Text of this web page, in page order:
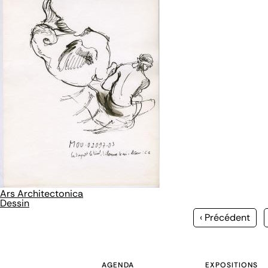
Ars Architectonica
Dessin
Page
‹ Précédent
AGENDA EXPOSITIONS